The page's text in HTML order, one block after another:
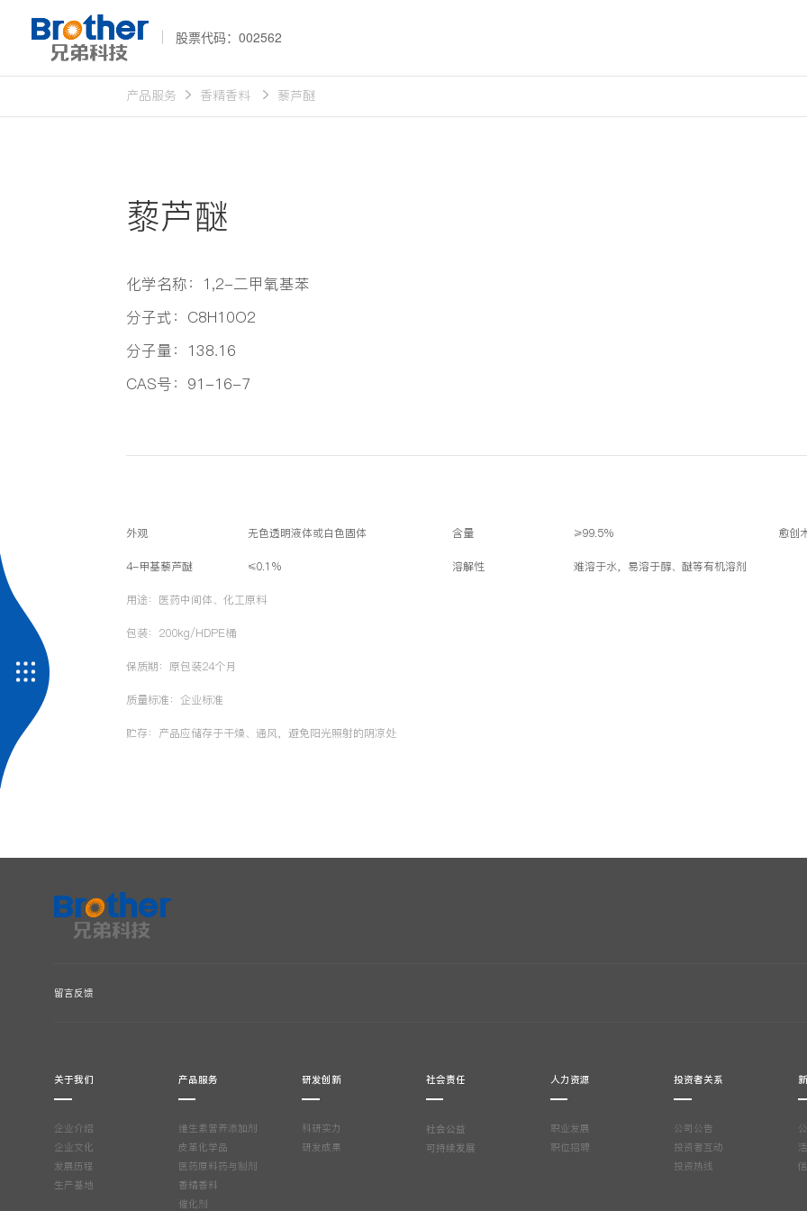
股票代码：002562
产品服务 香精香料 藜芦醚
藜芦醚
化学名称：1,2-二甲氧基苯
分子式：C8H10O2
分子量：138.16
CAS号：91-16-7
外观 无色透明液体或白色固体 含量 ≥99.5% 愈创
4-甲基藜芦醚 ≤0.1% 溶解性 难溶于水，易溶于醇、醚等有机溶剂
用途：医药中间体、化工原料
包装：200kg/HDPE桶
保质期：原包装24个月
质量标准：企业标准
贮存：产品应储存于干燥、通风，避免阳光照射的阴凉处
关于我们
企业介绍
企业文化
发展历程
生产基地
产品服务
维生素营养添加剂
皮革化学品
医药原料药与制剂
香精香料
催化剂
研发创新
科研实力
研发成果
社会责任
社会公益
可持续发展
人力资源
职业发展
职位招聘
投资者关系
公司公告
投资者互动
投资热线